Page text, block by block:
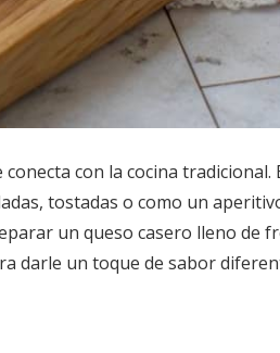
con la cocina tradicional.
tostadas o como un
un queso casero lleno de
darle un toque de sabor